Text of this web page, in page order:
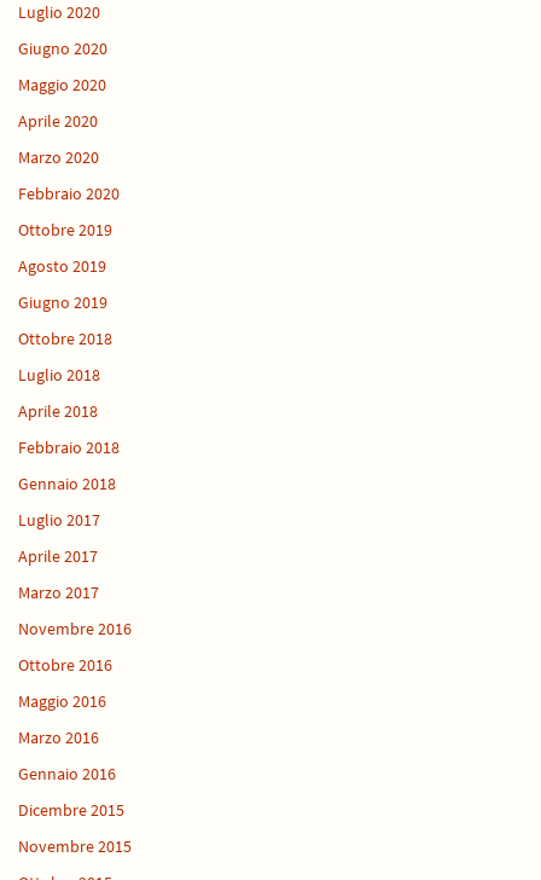
Luglio 2020
Giugno 2020
Maggio 2020
Aprile 2020
Marzo 2020
Febbraio 2020
Ottobre 2019
Agosto 2019
Giugno 2019
Ottobre 2018
Luglio 2018
Aprile 2018
Febbraio 2018
Gennaio 2018
Luglio 2017
Aprile 2017
Marzo 2017
Novembre 2016
Ottobre 2016
Maggio 2016
Marzo 2016
Gennaio 2016
Dicembre 2015
Novembre 2015